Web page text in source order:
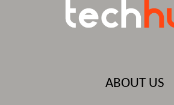
ABOUT US